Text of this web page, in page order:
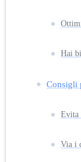
Hai
Consigli
Evita
Via i